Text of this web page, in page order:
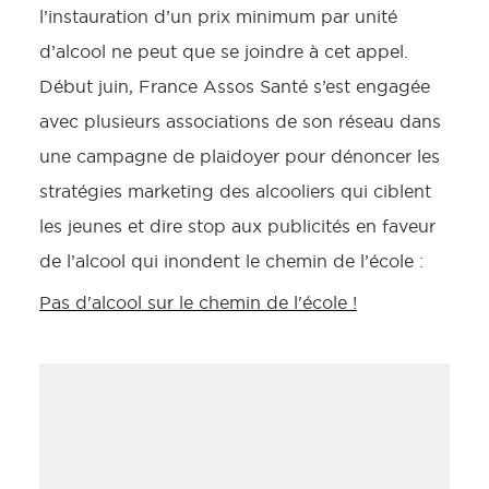
l’instauration d’un prix minimum par unité
d’alcool ne peut que se joindre à cet appel.
Début juin, France Assos Santé s’est engagée
avec plusieurs associations de son réseau dans
une campagne de plaidoyer pour dénoncer les
stratégies marketing des alcooliers qui ciblent
les jeunes et dire stop aux publicités en faveur
de l’alcool qui inondent le chemin de l’école :
Pas d'alcool sur le chemin de l'école !